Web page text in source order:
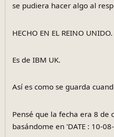
se pudiera hacer algo al
HECHO EN EL REINO UNIDO.
Es de IBM UK.
Así es como se guarda
Pensé que la fecha era 8 de
basándome en 'DATE : 10-